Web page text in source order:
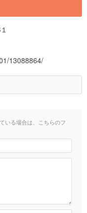
13088864/
いる場合は、こちらのフ